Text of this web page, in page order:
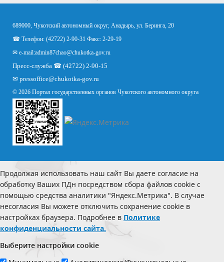
689000, Чукотский автономный округ, Анадырь, ул. Беринга, 20
☎ Телефон: (42722) 2-90-31 Факс: 2-29-19
✉ e-mail:admin87chao@chukotka-gov.ru
Пресс-служба ☎ (42722) 2-90-15
✉ pressoffice@chukotka-gov.ru
© 2026 Портал государственных органов Чукотского автономного округа
Продолжая использовать наш сайт Вы даете согласие на
обработку Ваших ПДн посредством сбора файлов cookie с
помощью средства аналитики "Яндекс.Метрика". В случае
несогласия Вы можете отключить сохранение cookie в
настройках браузера. Подробнее в Политике
конфиденциальности сайта.
Выберите настройки cookie